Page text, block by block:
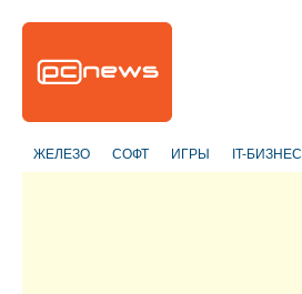
ЖЕЛЕЗО СОФТ ИГРЫ IT-БИЗНЕС